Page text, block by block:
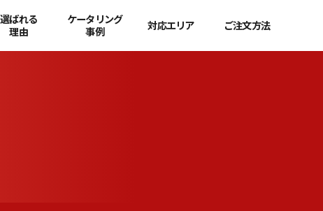
選ばれる
理由
ケータリング
事例
対応エリア ご注文方法